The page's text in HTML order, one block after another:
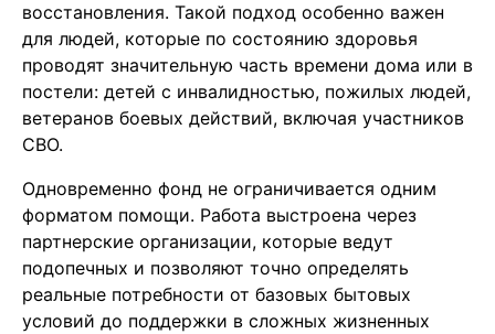
восстановления. Такой подход особенно важен
для людей, которые по состоянию здоровья
проводят значительную часть времени дома или в
постели: детей с инвалидностью, пожилых людей,
ветеранов боевых действий, включая участников
СВО.
Одновременно фонд не ограничивается одним
форматом помощи. Работа выстроена через
партнерские организации, которые ведут
подопечных и позволяют точно определять
реальные потребности от базовых бытовых
условий до поддержки в сложных жизненных